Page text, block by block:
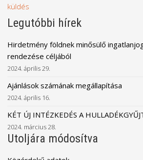
küldés
Legutóbbi hírek
Hirdetmény földnek minősülő
rendezése céljából
2024. április 29.
Ajánlások számának megállapítása
2024. április 16.
KÉT ÚJ INTÉZKEDÉS A
2024. március 28.
Utoljára módosítva